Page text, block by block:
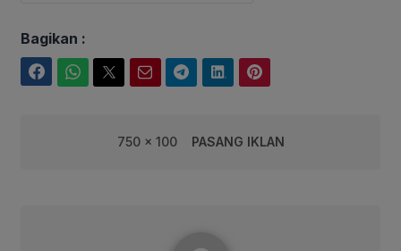
Bagikan :
750 x 100 PASANG IKLAN